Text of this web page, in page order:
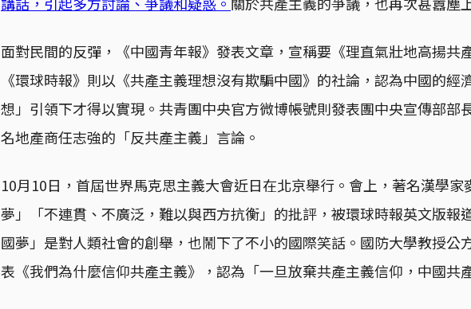
面對民間的反彈，《中國青年報》發表文章，宣稱要《理直氣壯地高揚共
《環球時報》則以《共產主義理想沒有欺騙中國》的社論，認為中國的經
想」引領下才得以實現。共青團中央官方微博帳號則發表團中央宣傳部部
名地產商任志強的「反共產主義」言論。
10月10日，首屆世界馬克思主義大會近日在北京舉行。會上，著名漢學家
夢」「不連貫、不廣泛，難以與西方抗衡」的批評，被環球時報英文版報
國夢」是對人類社會的創舉，也鬧下了不小的國際笑話。國防大學教授公
表《我們為什麼信仰共產主義》，認為「一旦放棄共產主義信仰，中國共